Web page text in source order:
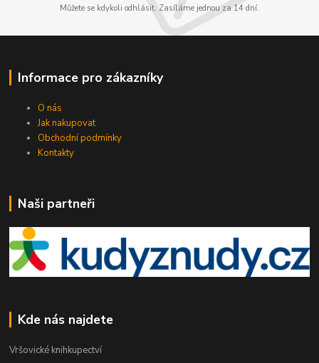
Můžete se kdykoli odhlásit. Zasíláme jednou za 14 dní.
Informace pro zákazníky
O nás
Jak nakupovat
Obchodní podmínky
Kontakty
Naši partneři
Kde nás najdete
Vršovické knihkupectví